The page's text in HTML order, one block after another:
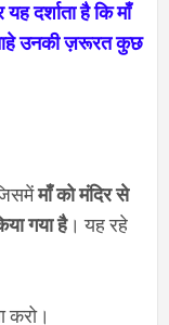
दर्शाता है कि माँ
उनकी ज़रूरत कुछ
माँ को मंदिर से
गया है। यह रहे
करो।